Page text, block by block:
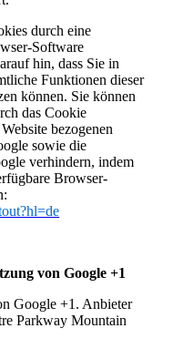
durch eine
Software
hin, dass Sie in
Funktionen dieser
können. Sie können
das Cookie
bezogenen
sowie die
verhindern, indem
Browser-
von Google +1
Google +1. Anbieter
Parkway Mountain